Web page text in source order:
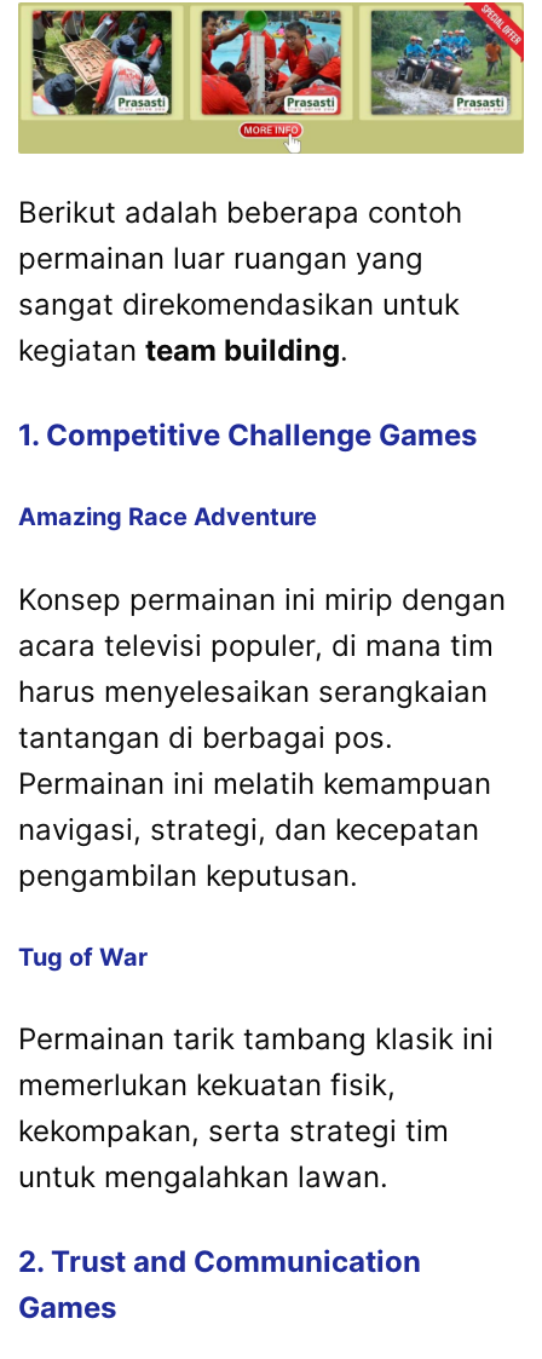
Berikut adalah beberapa contoh
permainan luar ruangan yang
sangat direkomendasikan untuk
kegiatan team building.
1. Competitive Challenge Games
Amazing Race Adventure
Konsep permainan ini mirip dengan
acara televisi populer, di mana tim
harus menyelesaikan serangkaian
tantangan di berbagai pos.
Permainan ini melatih kemampuan
navigasi, strategi, dan kecepatan
pengambilan keputusan.
Tug of War
Permainan tarik tambang klasik ini
memerlukan kekuatan fisik,
kekompakan, serta strategi tim
untuk mengalahkan lawan.
2. Trust and Communication
Games